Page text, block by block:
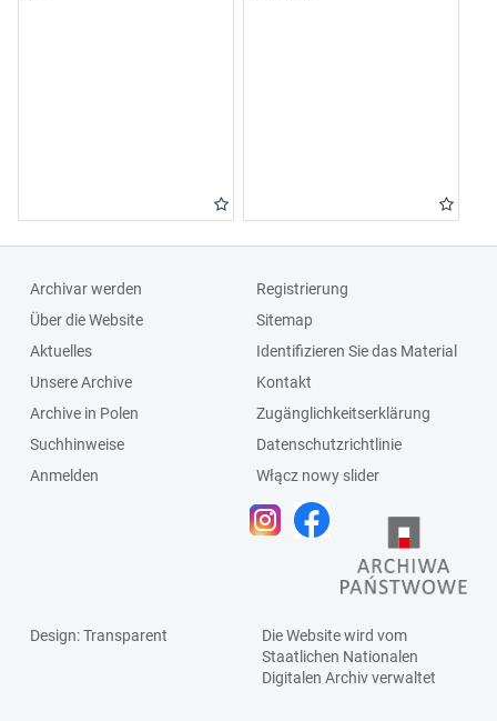
Archivar werden
Über die Website
Aktuelles
Unsere Archive
Archive in Polen
Suchhinweise
Anmelden
Registrierung
Sitemap
Identifizieren Sie das Material
Kontakt
Zugänglichkeitserklärung
Datenschutzrichtlinie
Włącz nowy slider
Design: Transparent
Die Website wird vom
Staatlichen Nationalen
Digitalen Archivverwaltet